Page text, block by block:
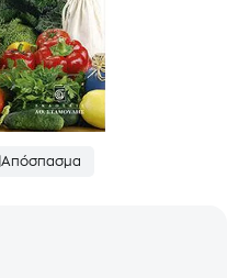
Απόσπασμα